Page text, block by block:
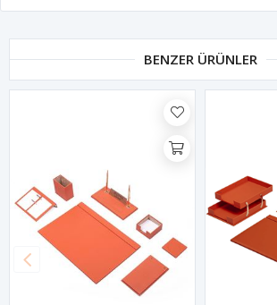
BENZER ÜRÜNLER